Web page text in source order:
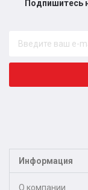
Подпишитесь
Информация
О компании